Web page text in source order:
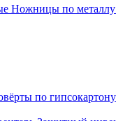
Ножницы по
по гипсокартону